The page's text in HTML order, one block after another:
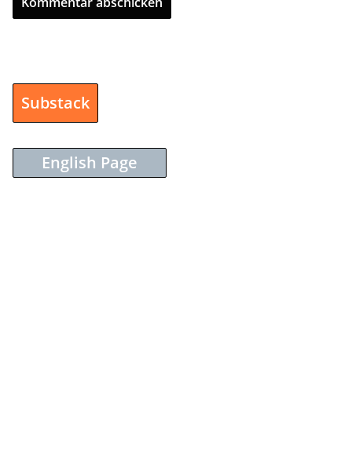
Substack
English Page